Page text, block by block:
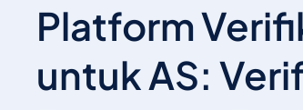
Platform
untuk AS: